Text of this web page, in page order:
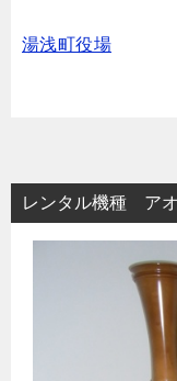
湯浅町役場
レンタル機種 ア